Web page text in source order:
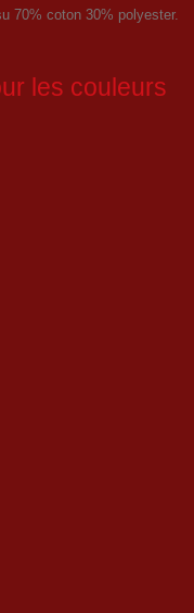
70% coton 30% polyester.
les couleurs